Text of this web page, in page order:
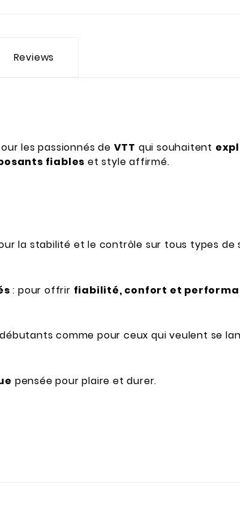
Reviews
les passionnés de VTT qui souhaitent
fiables et style affirmé.
la stabilité et le contrôle sur tous types de
: pour offrir fiabilité, confort et
comme pour ceux qui veulent se
pensée pour plaire et durer.